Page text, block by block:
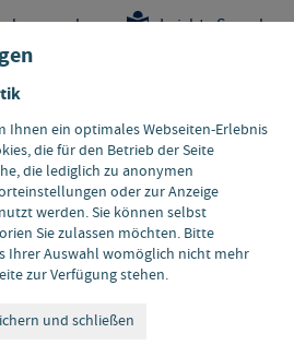
Leichte Sprache
Ihnen ein optimales Webseiten-Erlebnis
die für den Betrieb der Seite
die lediglich zu anonymen
oder zur Anzeige
werden. Sie können selbst
Sie zulassen möchten. Bitte
Ihrer Auswahl womöglich nicht mehr
zur Verfügung stehen.
und schließen